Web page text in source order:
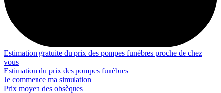
Estimation gratuite du prix des pompes funèbres proche de chez
vous
Estimation du prix des pompes funèbres
Je commence ma simulation
Prix moyen des obsèques